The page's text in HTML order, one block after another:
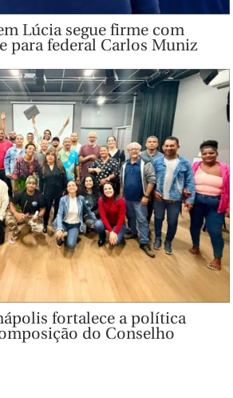
Lúcia segue firme com
para federal Carlos Muniz
fortalece a política
do Conselho